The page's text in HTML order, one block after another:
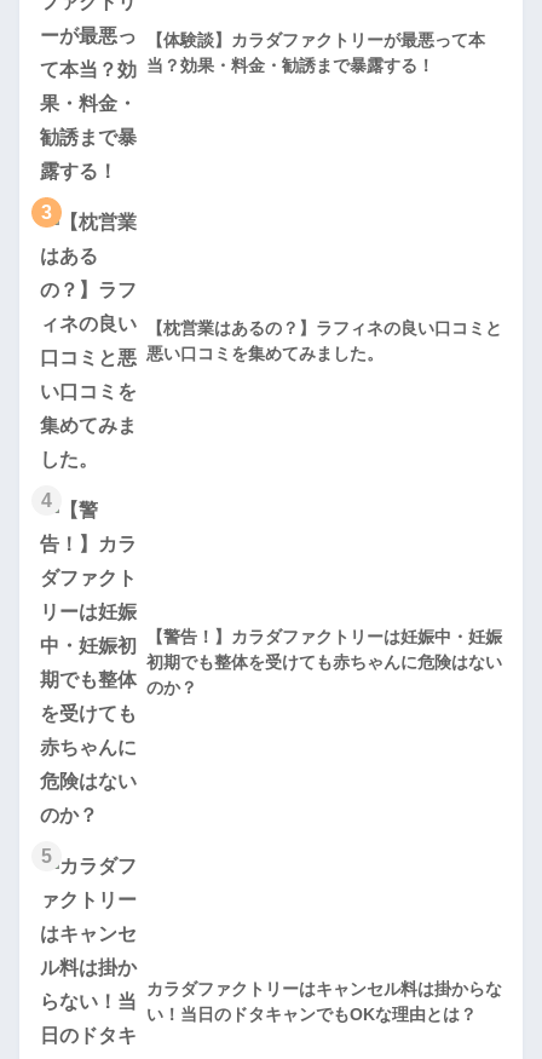
【体験談】カラダファクトリーが最悪って本
当？効果・料金・勧誘まで暴露する！
3
【枕営業はあるの？】ラフィネの良い口コミと
悪い口コミを集めてみました。
4
【警告！】カラダファクトリーは妊娠中・妊娠
初期でも整体を受けても赤ちゃんに危険はない
のか？
5
カラダファクトリーはキャンセル料は掛からな
い！当日のドタキャンでもOKな理由とは？